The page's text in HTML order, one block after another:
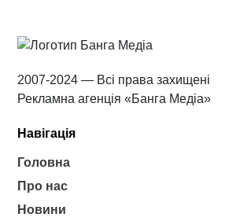
2007-2024 — Всі права захищені
Рекламна агенція «Банга Медіа»
Навігація
Головна
Про нас
Новини